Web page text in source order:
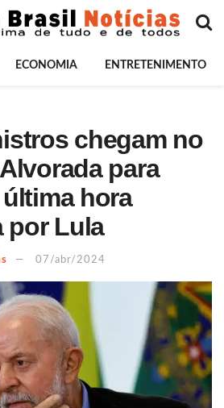
ECONOMIA ENTRETENIMENTO
chegam no
para
hora
por Lula
07/abr/2024